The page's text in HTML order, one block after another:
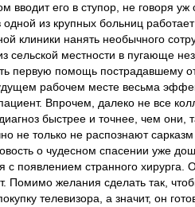
вводит его в ступор, не говоря
одной из крупных больниц
клиники нанять необычного
сельской местности в пугающе
первую помощь пострадавшему
рабочем месте весьма
Впрочем, далеко не все
быстрее и точнее, чем они,
не только не распознают
о чудесном спасении уже
с появлением странного
Помимо желания сделать так,
телевизора, а значит, он